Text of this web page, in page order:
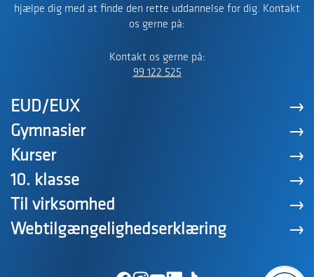
hjælpe dig med at finde den rette uddannelse for dig. Kontakt
os gerne på:
Kontakt os gerne på:
99 122 525
EUD/EUX
Gymnasier
Kurser
10. klasse
Til virksomhed
Webtilgængelighedserklæring